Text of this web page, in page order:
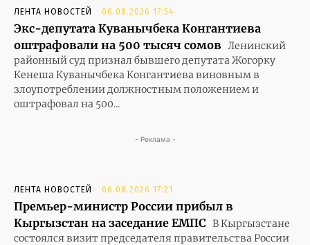
ЛЕНТА НОВОСТЕЙ 06.08.2026 17:54
Экс-депутата Куванычбека Конгантиева
оштрафовали на 500 тысяч сомов Ленинский
районный суд признал бывшего депутата Жогорку
Кенеша Куванычбека Конгантиева виновным в
злоупотреблении должностным положением и
оштрафовал на 500...
- Реклама -
ЛЕНТА НОВОСТЕЙ 06.08.2026 17:21
Премьер-министр России прибыл в
Кыргызстан на заседание ЕМПС В Кыргызстане
состоялся визит председателя правительства России